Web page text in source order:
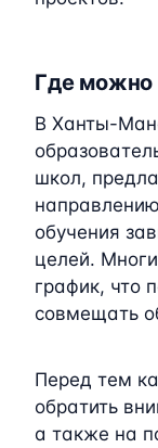
Где можно
В Ханты-
школ,
обучения
целей.
график, что
совмещать
Перед тем
обратить
а также на